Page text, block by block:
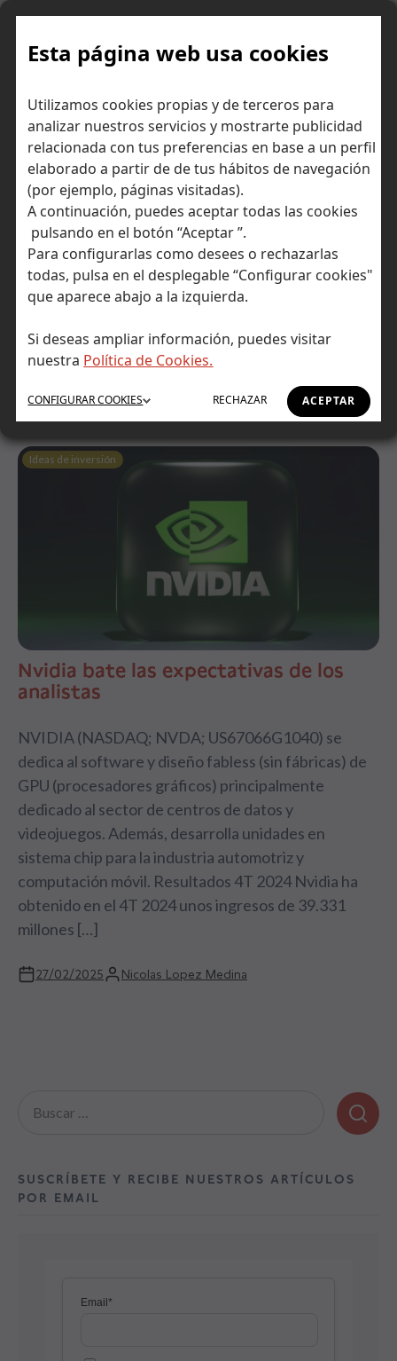
Esta página web usa cookies
Utilizamos cookies propias y de terceros para
analizar nuestros servicios y mostrarte publicidad
relacionada con tus preferencias en base a un perfil
elaborado a partir de de tus hábitos de navegación
(por ejemplo, páginas visitadas).
A continuación, puedes aceptar todas las cookies
pulsando en el botón “Aceptar ”.
Para configurarlas como desees o rechazarlas
todas, pulsa en el desplegable “Configurar cookies"
que aparece abajo a la izquierda.
Si deseas ampliar información, puedes visitar
nuestra Política de Cookies.
ACEPTAR
RECHAZAR
CONFIGURARCOOKIES
Skip
Ir a Self Bank »
El Blog de Self
Bank
análisis de Nvidia
Ideas de inversión
Nvidia bate las expectativas de los
analistas
NVIDIA (NASDAQ; NVDA; US67066G1040) se
dedica al software y diseño fabless (sin fábricas) de
GPU (procesadores gráficos) principalmente
dedicado al sector de centros de datos y
videojuegos. Además, desarrolla unidades en
sistema chip para la industria automotriz y
computación móvil. Resultados 4T 2024 Nvidia ha
obtenido en el 4T 2024 unos ingresos de 39.331
millones […]
27/02/2025 Nicolas Lopez Medina
SUSCRÍBETE Y RECIBE NUESTROS ARTÍCULOS
POR EMAIL